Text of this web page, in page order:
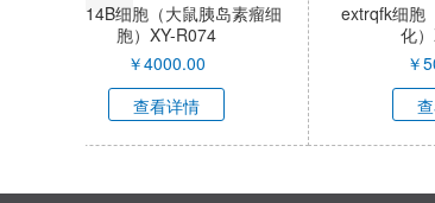
人食管成纤维细胞永生化
XY9154HIC
￥10500.00
查看详情